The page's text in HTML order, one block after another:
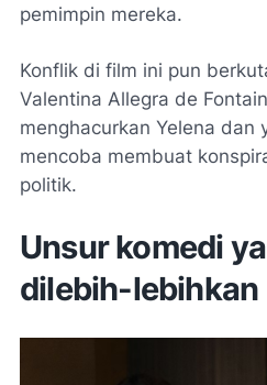
pemimpin mereka.
Konflik di film ini pun
Valentina Allegra de
menghacurkan Yelena dan
mencoba membuat
politik.
Unsur komedi
dilebih-lebihkan